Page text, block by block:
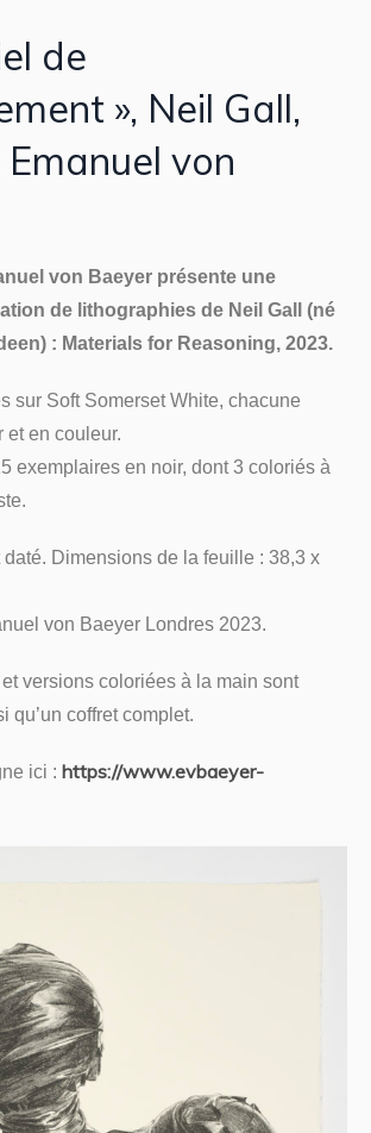
de
», Neil Gall,
von
von Baeyer présente une
de lithographies de Neil Gall (né
: Materials for Reasoning, 2023.
sur Soft Somerset White, chacune
et en couleur.
exemplaires en noir, dont 3 coloriés à
Dimensions de la feuille : 38,3 x
von Baeyer Londres 2023.
versions coloriées à la main sont
qu’un coffret complet.
ici : https://www.evbaeyer-